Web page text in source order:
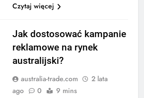
Czytaj więcej
Jak dostosować kampanie
reklamowe na rynek
australijski?
australia-trade.com
2 lata
ago
0 9 mins